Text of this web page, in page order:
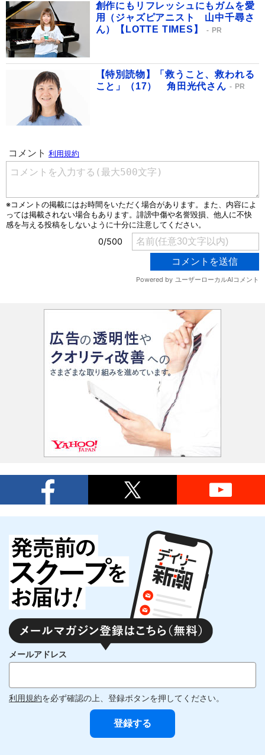
創作にもリフレッシュにもガムを愛
用（ジャズピアニスト 山中千尋さ
ん）【LOTTE TIMES】
PR
【特別読物】「救うこと、救われる
こと」（17） 角田光代さん
PR
メールアドレス
利用規約を必ず確認の上、登録ボタンを押してください。